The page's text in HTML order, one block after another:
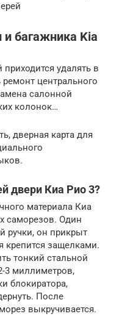
багажника Kia
удалять в
центрального
салонной
колонок…
дверная карта для
двери Киа Рио 3?
материала Киа
саморезов. Один
ручки, он прикрыт
крепится защелками.
тонкий стальной
3 миллиметров,
блокиратора,
После
выкручивается.